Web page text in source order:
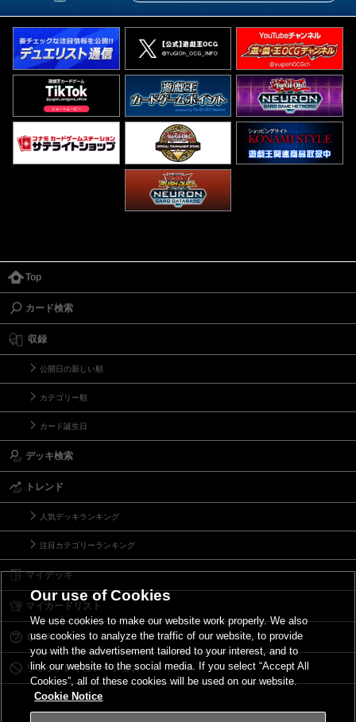
Top
カード検索
収録
公開日の新しい順
カテゴリー順
カード誕生日
デッキ検索
トレンド
人気デッキランキング
注目カテゴリーランキング
マイデッキ
マイカードリスト
Ｑ＆Ａ
リミットレギュレーション
Our use of Cookies
We use cookies to make our website work properly. We also
use cookies to analyze the traffic of our website, to provide
you with the advertisement tailored to your interest, and to
link our website to the social media. If you select “Accept All
Cookies”, all of these cookies will be used on our website.
Cookie Notice